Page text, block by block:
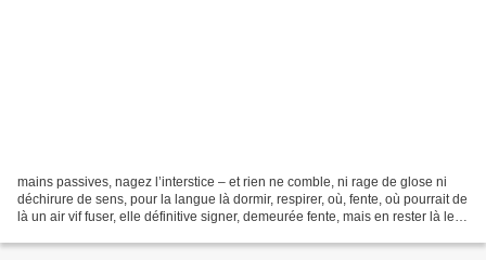
mains passives, nagez l’interstice – et rien ne comble, ni rage de glose ni
déchirure de sens, pour la langue là dormir, respirer, où, fente, où pourrait de
là un air vif fuser, elle définitive signer, demeurée fente, mais en rester là les